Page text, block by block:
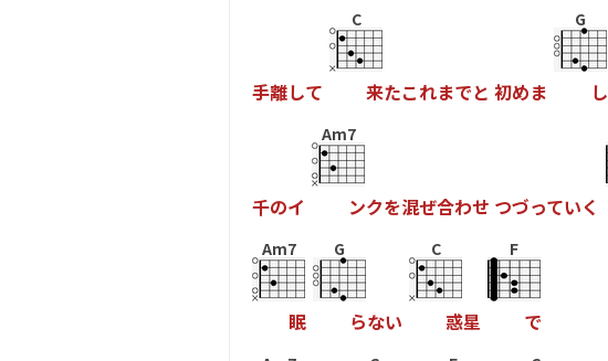
手離して
C
来たこれまでと 初めま
G
し
千のイ
Am7
ンクを混ぜ合わせ つづっていく
Am7
眠
G
らない
C
惑星
F
で